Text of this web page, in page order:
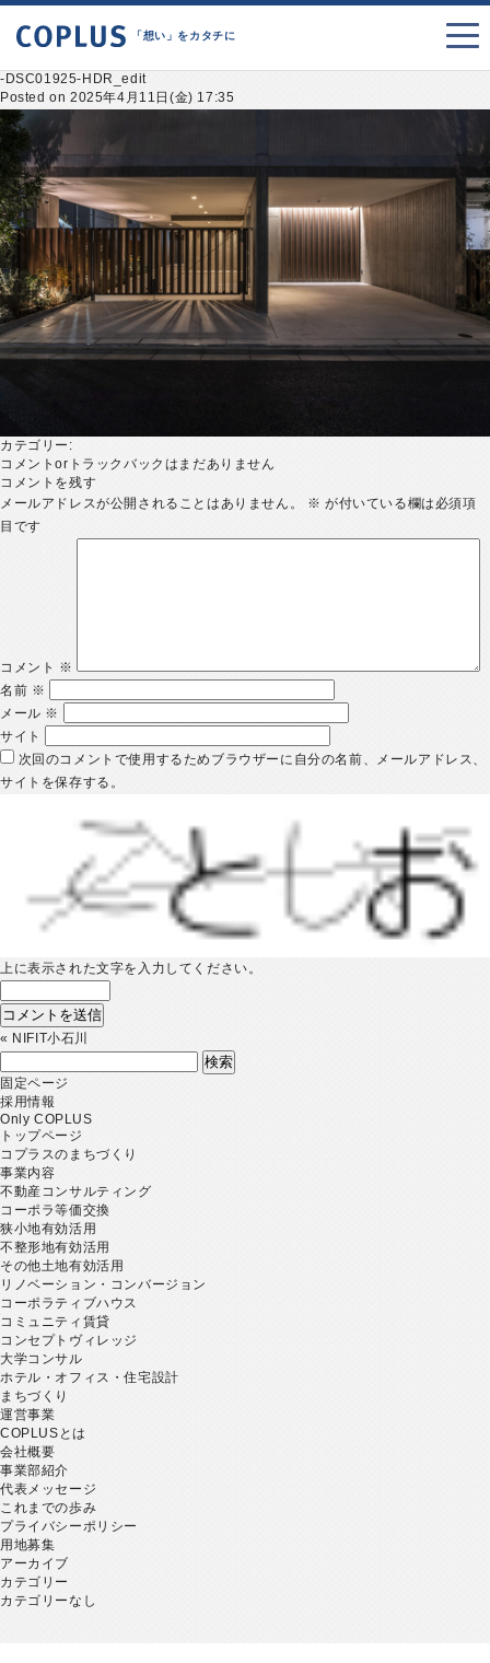
「想い」をカタチに
-DSC01925-HDR_edit
Posted on 2025年4月11日(金) 17:35
カテゴリー:
コメントorトラックバックはまだありません
コメントを残す
メールアドレスが公開されることはありません。
※ が付いている欄は必須項
目です
コメント ※
名前 ※
メール ※
サイト
次回のコメントで使用するためブラウザーに自分の名前、メールアドレス、
サイトを保存する。
上に表示された文字を入力してください。
« NIFIT小石川
索:
固定ページ
採用情報
Only COPLUS
トップページ
コプラスのまちづくり
事業内容
不動産コンサルティング
コーポラ等価交換
狭小地有効活用
不整形地有効活用
その他土地有効活用
リノベーション・コンバージョン
コーポラティブハウス
コミュニティ賃貸
コンセプトヴィレッジ
大学コンサル
ホテル・オフィス・住宅設計
まちづくり
運営事業
COPLUSとは
会社概要
事業部紹介
代表メッセージ
これまでの歩み
プライバシーポリシー
用地募集
アーカイブ
カテゴリー
カテゴリーなし